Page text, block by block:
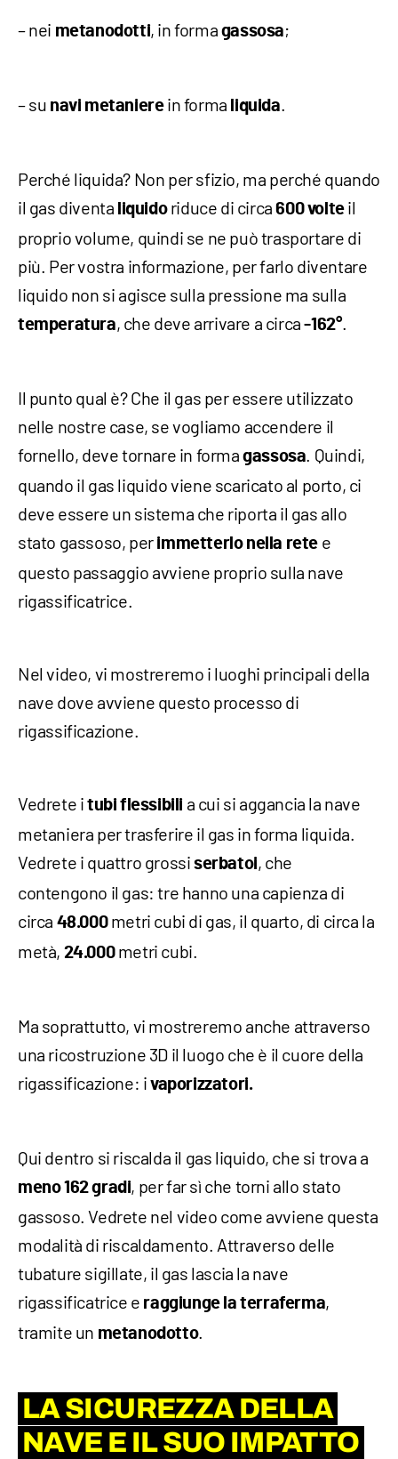
– nei metanodotti, in forma gassosa;
– su navi metaniere in forma liquida.
Perché liquida? Non per sfizio, ma perché quando
il gas diventa liquido riduce di circa600 volte il
proprio volume, quindi se ne può trasportare di
più. Per vostra informazione, per farlo diventare
liquido non si agisce sulla pressione ma sulla
temperatura, che deve arrivare a circa-162°.
Il punto qual è? Che il gas per essere utilizzato
nelle nostre case, se vogliamo accendere il
fornello, deve tornare in formagassosa. Quindi,
quando il gas liquido viene scaricato al porto, ci
deve essere un sistema che riporta il gas allo
stato gassoso, per immetterlo nella rete e
questo passaggio avviene proprio sulla nave
rigassificatrice.
Nel video, vi mostreremo i luoghi principali della
nave dove avviene questo processo di
rigassificazione.
Vedrete i tubi flessibili a cui si aggancia la nave
metaniera per trasferire il gas in forma liquida.
Vedrete i quattro grossiserbatoi, che
contengono il gas: tre hanno una capienza di
circa 48.000 metri cubi di gas, il quarto, di circa la
metà, 24.000 metri cubi.
Ma soprattutto, vi mostreremo anche attraverso
una ricostruzione 3D il luogo che è il cuore della
rigassificazione: ivaporizzatori.
Qui dentro si riscalda il gas liquido, che si trova a
meno 162 gradi, per far sì che torni allo stato
gassoso. Vedrete nel video come avviene questa
modalità di riscaldamento. Attraverso delle
tubature sigillate, il gas lascia la nave
rigassificatrice e raggiunge la terraferma,
tramite un metanodotto.
LA SICUREZZA DELLA
NAVE E IL SUO IMPATTO